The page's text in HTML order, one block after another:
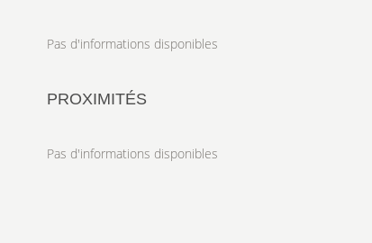
Pas d'informations disponibles
PROXIMITÉS
Pas d'informations disponibles